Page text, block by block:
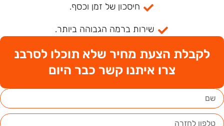
חיסכון של זמן וכסף.
שירות ברמה הגבוהה ביותר.
לקבלת הצעת מחיר שלא תוכלו לסרבנ
צרו איתנו קשר כבר היום